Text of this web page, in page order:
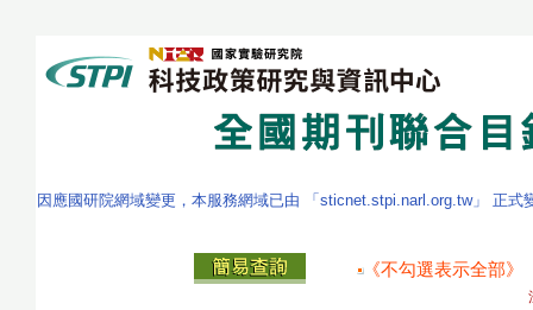
因應國研院網域變更，本服務網域已由 「sticnet.stpi.narl.org.tw」 正
《不勾選表示全部》